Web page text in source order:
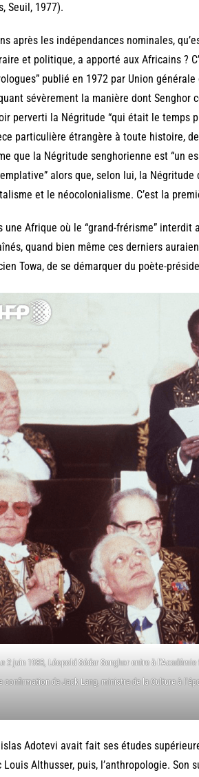
Seuil, 1977).
après les indépendances nominales,
et politique, a apporté aux Africains ?
publié en 1972 par Union
sévèrement la manière dont Senghor
perverti la Négritude “qui était le temps
particulière étrangère à toute histoire,
que la Négritude senghorienne est “un
alors que, selon lui, la
et le néocolonialisme. C’est la
une Afrique où le “grand-frérisme”
quand bien même ces derniers
Towa, de se démarquer du poète-
2 juin 1983, Léopold Sédar Senghor entre à
confirmation de Jack Lang, ministre de la Culture à
Adotevi avait fait ses études
Louis Althusser, puis, l’anthropologie. Son